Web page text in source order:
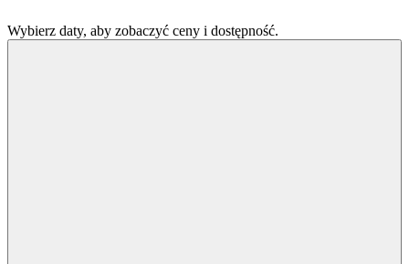
Wybierz daty, aby zobaczyć ceny i dostępność.